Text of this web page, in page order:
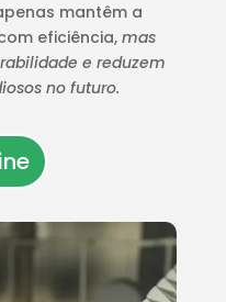
mantêm a
eficiência,mas
e reduzem
no futuro.